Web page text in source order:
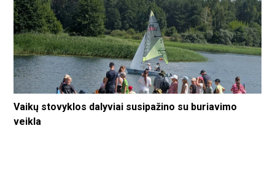
Vaikų stovyklos dalyviai susipažino su buriavimo
veikla